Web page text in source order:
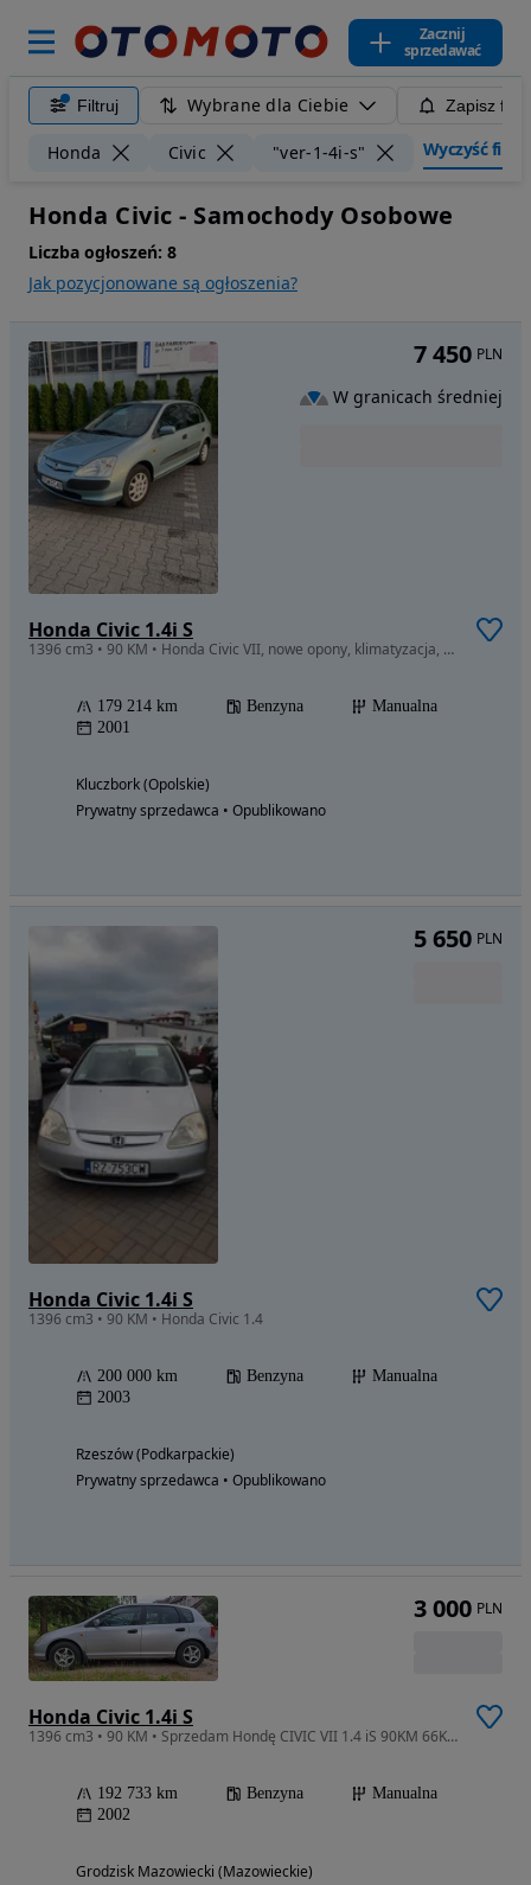
Zacznij
sprzedawać
Filtruj Wybrane dla Ciebie Zapisz
Honda Civic "ver-1-4i-s" Wyczyść filtry
Honda Civic - Samochody Osobowe
Liczba ogłoszeń: 8
Jak pozycjonowane są ogłoszenia?
Honda Civic 1.4i S
1396 cm3 • 90 KM • Honda Civic VII, nowe opony, klimatyzacja, 4 elektryczne szyby
179 214 km Benzyna
Manualna
2001
Kluczbork (Opolskie)
Prywatny sprzedawca • Opublikowano
7 450 PLN
W granicach średniej
Honda Civic 1.4i S
1396 cm3 • 90 KM • Honda Civic 1.4
200 000 km Benzyna
Manualna
2003
Rzeszów (Podkarpackie)
Prywatny sprzedawca • Opublikowano
5 650 PLN
Honda Civic 1.4i S
1396 cm3 • 90 KM • Sprzedam Hondę CIVIC VII 1.4 iS 90KM 66KW rocznik 2002
192 733 km Benzyna
Manualna
2002
Grodzisk Mazowiecki (Mazowieckie)
3 000 PLN